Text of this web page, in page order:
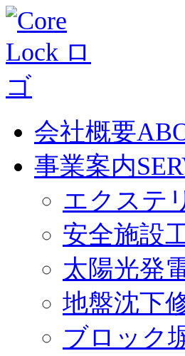
会社概要
事業案内
エクステ
安全施設
太陽光発
地盤沈下
ブロック